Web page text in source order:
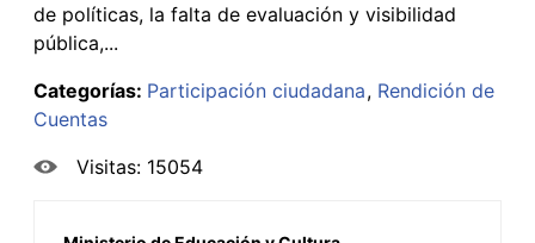
de políticas, la falta de evaluación y visibilidad
pública,...
Categorías: Participación ciudadana Rendición de
Cuentas
Visitas: 15054